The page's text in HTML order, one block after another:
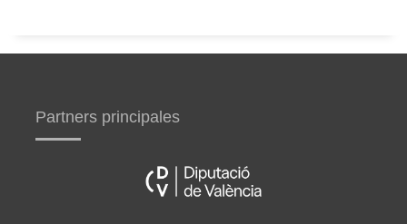
Partners principales